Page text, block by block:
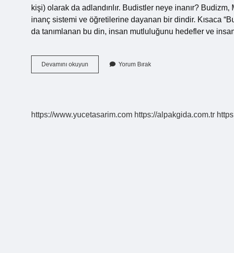
kişi) olarak da adlandırılır. Budistler neye inanır?
inanç sistemi ve öğretilerine dayanan bir dindir. Kısaca
da tanımlanan bu din, insan mutluluğunu hedefler ve
Devamını okuyun
Ne
Yorum Bırak
https://www.yucetasarim.com https://alpakgida.com.tr